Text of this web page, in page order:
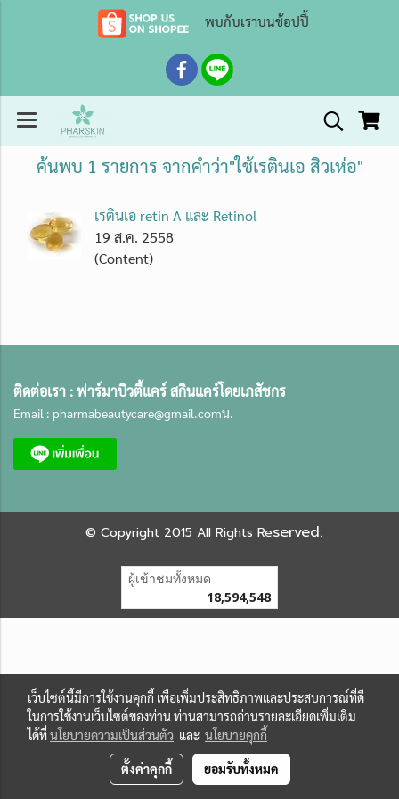
พบกับเราบนช้อปปี้
ค้นพบ 1 รายการ จากคำว่า"ใช้เรตินเอ สิวเห่อ"
เรตินเอ retin A และ Retinol
19 ส.ค. 2558
(Content)
ติดต่อเรา :ฟาร์มาบิวตี้แคร์ สกินแคร์โดยเภสัชกร
Email : pharmabeautycare@gmail.comน.
© Copyright 2015 All Rights Reserved.
ผู้เข้าชมทั้งหมด
18,594,548
เว็บไซต์นี้มีการใช้งานคุกกี้ เพื่อเพิ่มประสิทธิภาพและประสบการณ์ที่ดี
ในการใช้งานเว็บไซต์ของท่าน ท่านสามารถอ่านรายละเอียดเพิ่มเติม
ได้ที่นโยบายความเป็นส่วนตัว และ นโยบายคุกกี้
ตั้งค่าคุกกี้ ยอมรับทั้งหมด